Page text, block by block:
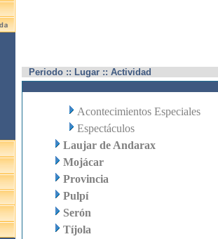
Periodo :: Lugar :: Actividad
Acontecimientos Especiales
Espectáculos
Laujar de Andarax
Mojácar
Provincia
Pulpí
Serón
Tíjola